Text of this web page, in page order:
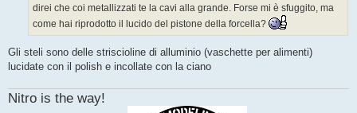
direi che coi metallizzati te la cavi alla grande. Forse mi è sfuggito, ma
come hai riprodotto il lucido del pistone della forcella?
Gli steli sono delle striscioline di alluminio (vaschette per alimenti)
lucidate con il polish e incollate con la ciano
Nitro is the way!